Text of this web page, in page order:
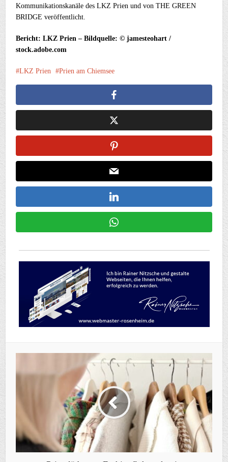
Kommunikationskanäle des LKZ Prien und von THE GREEN
BRIDGE veröffentlicht.
Bericht: LKZ Prien – Bildquelle: © jamesteohart /
stock.adobe.com
LKZ Prien Prien am Chiemsee